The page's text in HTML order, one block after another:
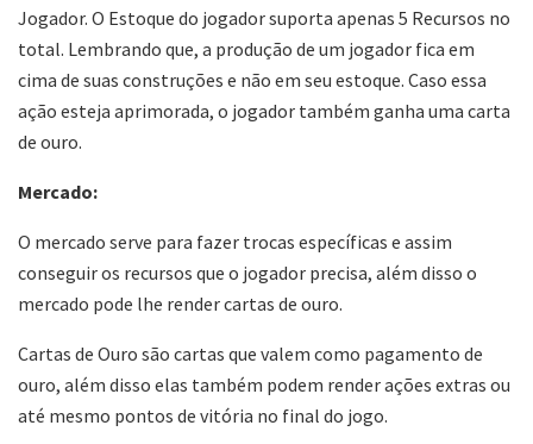
Jogador. O Estoque do jogador suporta apenas 5 Recursos no
total. Lembrando que, a produção de um jogador fica em
cima de suas construções e não em seu estoque. Caso essa
ação esteja aprimorada, o jogador também ganha uma carta
de ouro.
Mercado:
O mercado serve para fazer trocas específicas e assim
conseguir os recursos que o jogador precisa, além disso o
mercado pode lhe render cartas de ouro.
Cartas de Ouro são cartas que valem como pagamento de
ouro, além disso elas também podem render ações extras ou
até mesmo pontos de vitória no final do jogo.